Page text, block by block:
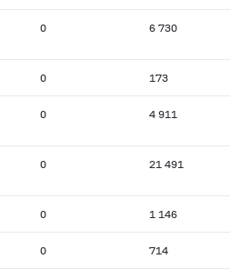
0 6 730
0 173
0 4 911
0 21 491
0 1 146
0 714